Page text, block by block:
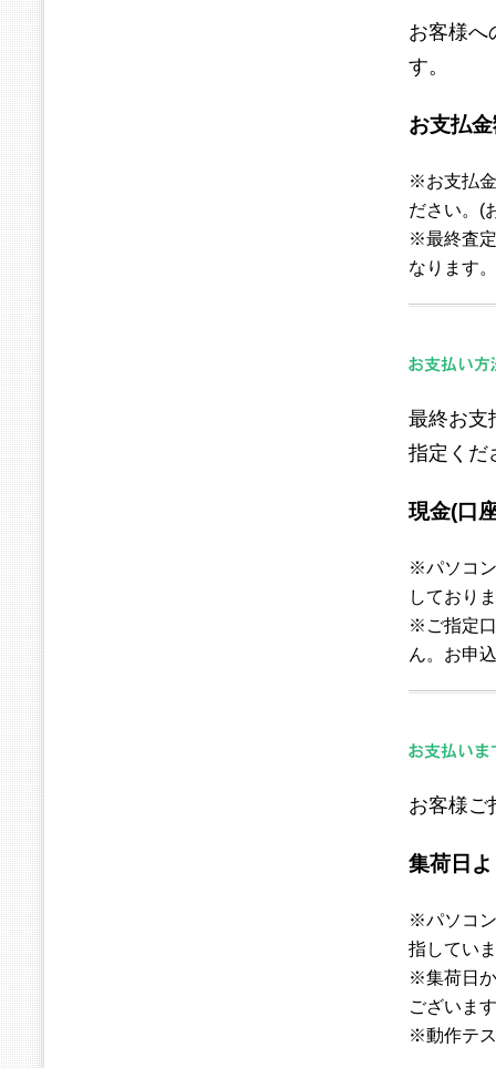
お客様へ
す。
お支払
※お支払
ださい。(
※最終査
なります。
最終お支
指定くだ
現金(口
※パソコ
しており
※ご指定
ん。お申
お客様ご
集荷日
※パソコ
指してい
※集荷日
ございま
※動作テ